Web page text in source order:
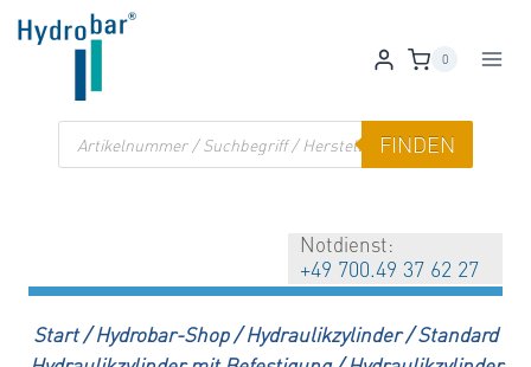
Zum
Inhalt
0
Products
search
FINDEN
Notdienst:
+49 700.49 37 62 27
Start / Hydrobar-Shop / Hydraulikzylinder / Standard